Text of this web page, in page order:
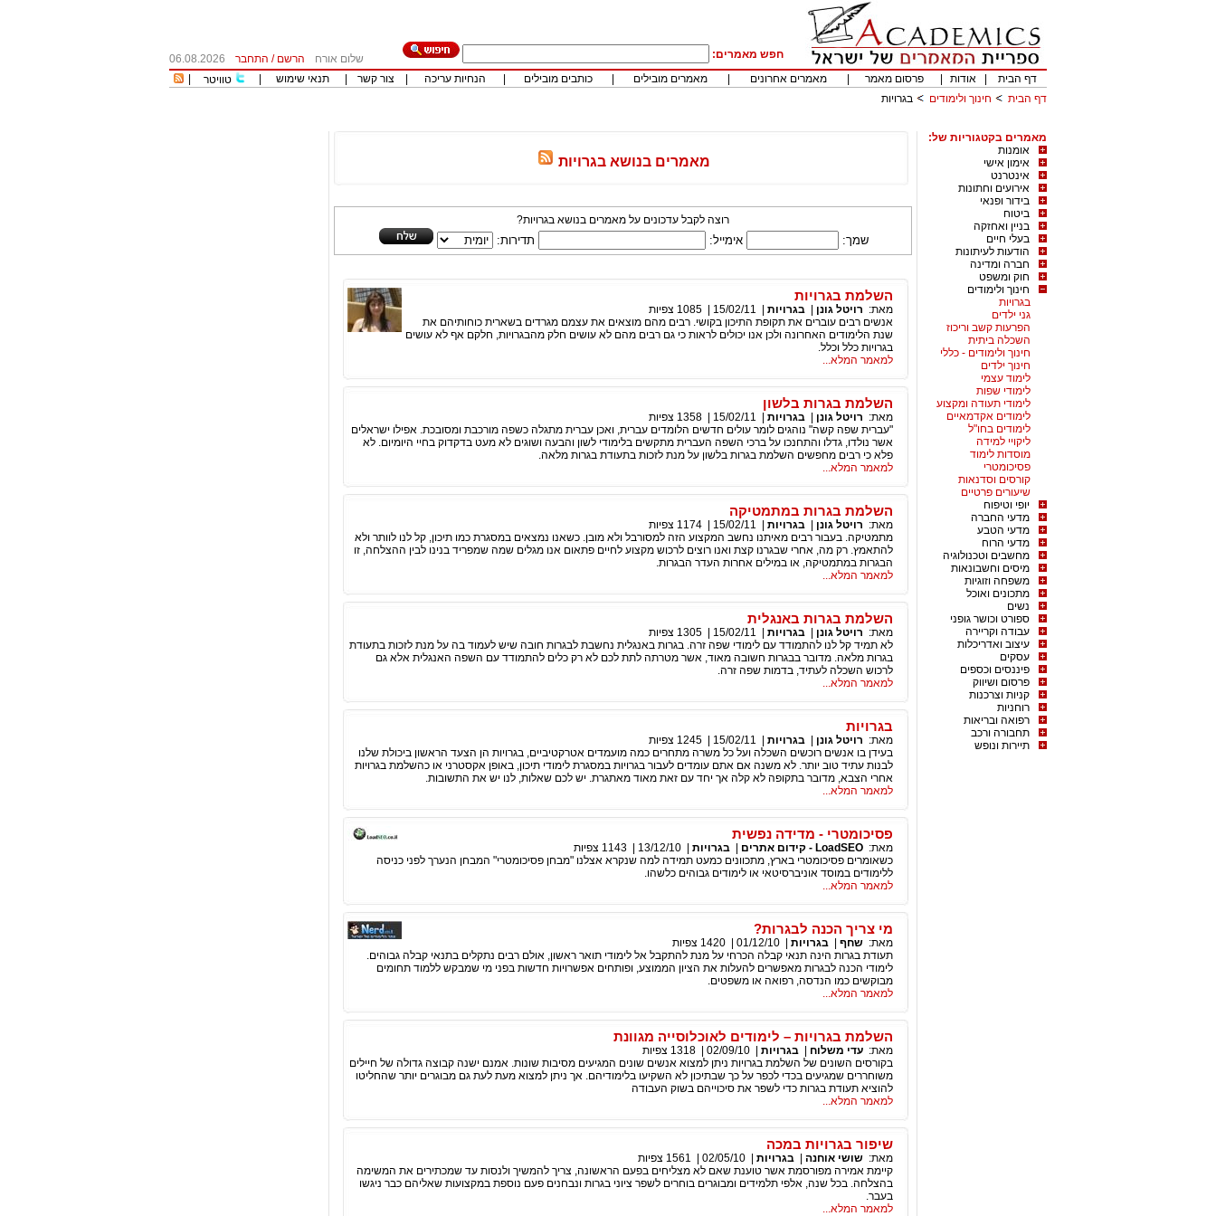
חפש מאמרים: שלום אורח הרשם / התחבר
06.08.2026
דף הבית
אודות פרסום מאמר מאמרים אחרונים מאמרים מובילים כותבים מובילים הנחיות עריכה צור קשר תנאי שימוש טוויטר
דף הבית
חינוך ולימודים בגרויות
מאמרים בקטגוריות של:
אומנות
אימון אישי
אינטרנט
אירועים וחתונות
בידור ופנאי
ביטוח
בניין ואחזקה
בעלי חיים
הודעות לעיתונות
חברה ומדינה
חוק ומשפט
חינוך ולימודים
בגרויות
גני ילדים
הפרעות קשב וריכוז
השכלה ביתית
חינוך ולימודים - כללי
חינוך ילדים
לימוד עצמי
לימודי שפות
לימודי תעודה ומקצוע
לימודים אקדמאיים
לימודים בחו"ל
ליקויי למידה
מוסדות לימוד
פסיכומטרי
קורסים וסדנאות
שיעורים פרטיים
יופי וטיפוח
מדעי החברה
מדעי הטבע
מדעי הרוח
מחשבים וטכנולוגיה
מיסים וחשבונאות
משפחה וזוגיות
מתכונים ואוכל
נשים
ספורט וכושר גופני
עבודה וקריירה
עיצוב ואדריכלות
עסקים
פיננסים וכספים
פרסום ושיווק
קניות וצרכנות
רוחניות
רפואה ובריאות
תחבורה ורכב
תיירות ונופש
מאמרים בנושא בגרויות
רוצה לקבל עדכונים על מאמרים בנושא בגרויות?
שמך: אימייל: תדירות:
השלמת בגרויות
מאת: רויטל גונן בגרויות 15/02/11
1085 צפיות
אנשים רבים עוברים את תקופת התיכון בקושי. רבים מהם מוצאים את עצמם מגרדים בשארית כוחותיהם את
שנת הלימודים האחרונה ולכן אנו יכולים לראות כי גם רבים מהם לא עושים חלק מהבגרויות, חלקם אף לא עושים
בגרויות כלל וכלל.
למאמר המלא...
השלמת בגרות בלשון
מאת: רויטל גונן בגרויות 15/02/11
1358 צפיות
"עברית שפה קשה" נוהגים לומר עולים חדשים הלומדים עברית, ואכן עברית מתגלה כשפה מורכבת ומסובכת. אפילו ישראלים
אשר נולדו, גדלו והתחנכו על ברכי השפה העברית מתקשים בלימודי לשון והבעה ושוגים לא מעט בדקדוק בחיי היומיום. לא
פלא כי רבים מחפשים השלמת בגרות בלשון על מנת לזכות בתעודת בגרות מלאה.
למאמר המלא...
השלמת בגרות במתמטיקה
מאת: רויטל גונן בגרויות 15/02/11
1174 צפיות
מתמטיקה. בעבור רבים מאיתנו נחשב המקצוע הזה למסורבל ולא מובן. כשאנו נמצאים במסגרת כמו תיכון, קל לנו לוותר ולא
להתאמץ. רק מה, אחרי שבגרנו קצת ואנו רוצים לרכוש מקצוע לחיים פתאום אנו מגלים שמה שמפריד בנינו לבין ההצלחה, זו
הבגרות במתמטיקה, או במילים אחרות העדר הבגרות.
למאמר המלא...
השלמת בגרות באנגלית
מאת: רויטל גונן בגרויות 15/02/11
1305 צפיות
לא תמיד קל לנו להתמודד עם לימודי שפה זרה. בגרות באנגלית נחשבת לבגרות חובה שיש לעמוד בה על מנת לזכות בתעודת
בגרות מלאה. מדובר בבגרות חשובה מאוד, אשר מטרתה לתת לכם לא רק כלים להתמודד עם השפה האנגלית אלא גם
לרכוש השכלה לעתיד, בדמות שפה זרה.
למאמר המלא...
בגרויות
מאת: רויטל גונן בגרויות 15/02/11
1245 צפיות
בעידן בו אנשים רוכשים השכלה ועל כל משרה מתחרים כמה מועמדים אטרקטיביים, בגרויות הן הצעד הראשון ביכולת שלנו
לבנות עתיד טוב יותר. לא משנה אם אתם עומדים לעבור בגרויות במסגרת לימודי תיכון, באופן אקסטרני או כהשלמת בגרויות
אחרי הצבא, מדובר בתקופה לא קלה אך יחד עם זאת מאוד מאתגרת. יש לכם שאלות, לנו יש את התשובות.
למאמר המלא...
פסיכומטרי - מדידה נפשית
מאת: LoadSEO - קידום אתרים בגרויות 13/12/10
1143 צפיות
כשאומרים פסיכומטרי בארץ, מתכוונים כמעט תמידה למה שנקרא אצלנו "מבחן פסיכומטרי" המבחן הנערך לפני כניסה
ללימודים במוסד אוניברסיטאי או לימודים גבוהים כלשהו.
למאמר המלא...
מי צריך הכנה לבגרות?
מאת: שחף בגרויות 01/12/10
1420 צפיות
תעודת בגרות הינה תנאי קבלה הכרחי על מנת להתקבל אל לימודי תואר ראשון, אולם רבים נתקלים בתנאי קבלה גבוהים.
לימודי הכנה לבגרות מאפשרים להעלות את הציון הממוצע, ופותחים אפשרויות חדשות בפני מי שמבקש ללמוד תחומים
מבוקשים כמו הנדסה, רפואה או משפטים.
למאמר המלא...
השלמת בגרויות – לימודים לאוכלוסייה מגוונת
מאת: עדי משלוח בגרויות 02/09/10
1318 צפיות
בקורסים השונים של השלמת בגרויות ניתן למצוא אנשים שונים המגיעים מסיבות שונות. אמנם ישנה קבוצה גדולה של חיילים
משוחררים שמגיעים בכדי לכפר על כך שבתיכון לא השקיעו בלימודיהם. אך ניתן למצוא מעת לעת גם מבוגרים יותר שהחליטו
להוציא תעודת בגרות כדי לשפר את סיכוייהם בשוק העבודה
למאמר המלא...
שיפור בגרויות במכה
מאת: שושי אוחנה בגרויות 02/05/10
1561 צפיות
קיימת אמירה מפורסמת אשר טוענת שאם לא מצליחים בפעם הראשונה, צריך להמשיך ולנסות עד שמכתירים את המשימה
בהצלחה. בכל שנה, אלפי תלמידים ומבוגרים בוחרים לשפר ציוני בגרות ונבחנים פעם נוספת במקצועות שאליהם כבר ניגשו
בעבר.
למאמר המלא...